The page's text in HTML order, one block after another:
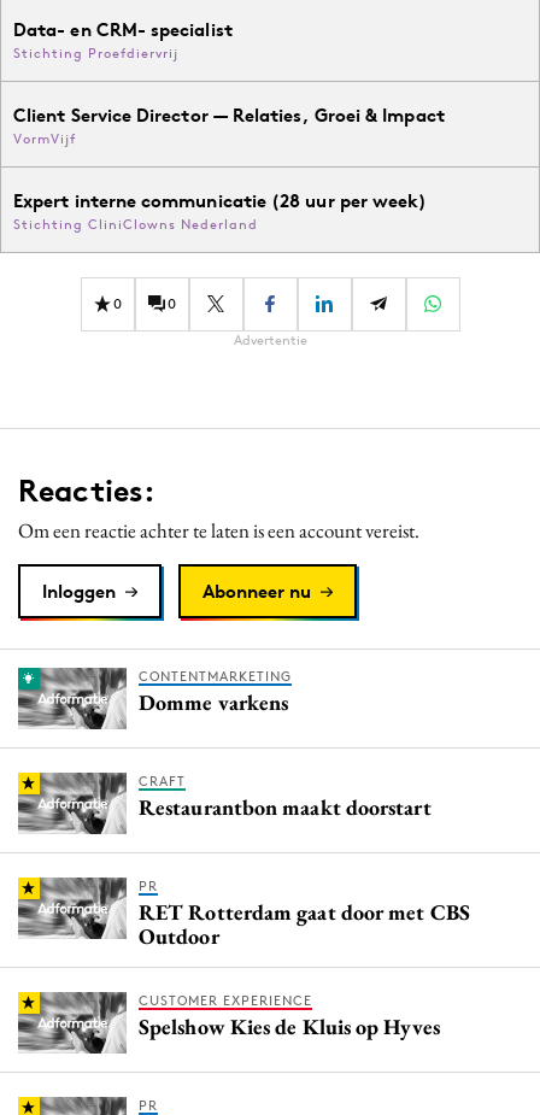
Data- en CRM- specialist
Stichting Proefdiervrij
Client Service Director — Relaties, Groei & Impact
VormVijf
Expert interne communicatie (28 uur per week)
Stichting CliniClowns Nederland
0 0
Advertentie
Reacties:
Om een reactie achter te laten is een account vereist.
Inloggen Abonneer nu
CONTENTMARKETING
Domme varkens
CRAFT
Restaurantbon maakt doorstart
PR
RET Rotterdam gaat door met CBS
Outdoor
CUSTOMER EXPERIENCE
Spelshow Kies de Kluis op Hyves
PR